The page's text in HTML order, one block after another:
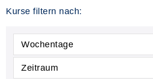
Kurse filtern nach:
Wochentage
Zeitraum